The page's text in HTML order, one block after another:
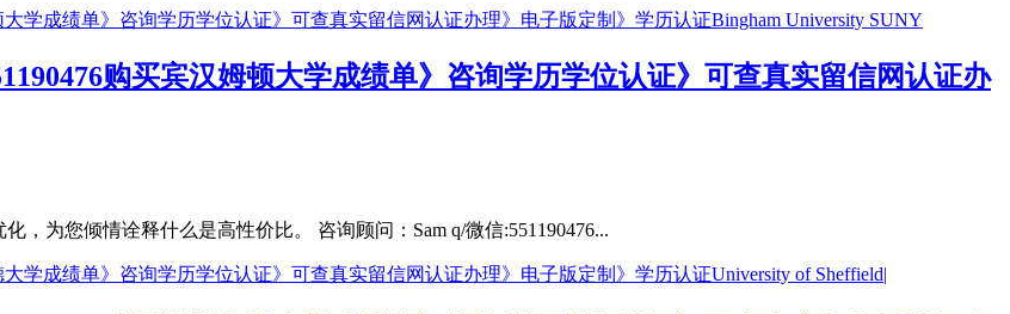
购买宾汉姆顿大学成绩单》咨询学历学位认证》可查真实留信网认证办
为您倾情诠释什么是高性价比。 咨询顾问：Sam q/微信:551190476...